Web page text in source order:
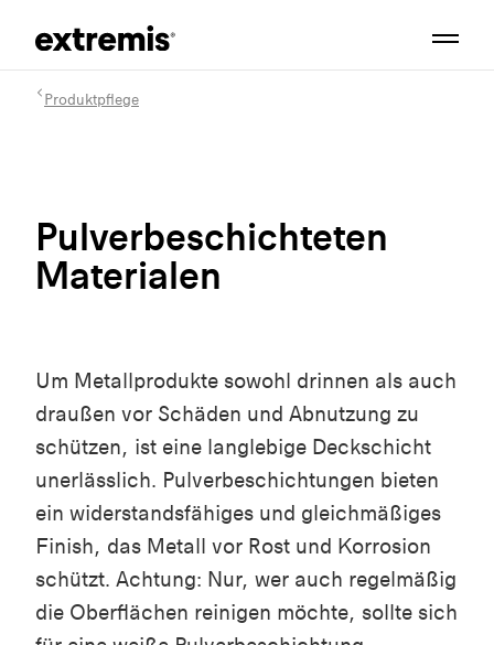
Produktpflege
Pulverbeschichteten
Materialen
Um Metallprodukte sowohl drinnen als auch
draußen vor Schäden und Abnutzung zu
schützen, ist eine langlebige Deckschicht
unerlässlich. Pulverbeschichtungen bieten
ein widerstandsfähiges und gleichmäßiges
Finish, das Metall vor Rost und Korrosion
schützt. Achtung: Nur, wer auch regelmäßig
die Oberflächen reinigen möchte, sollte sich